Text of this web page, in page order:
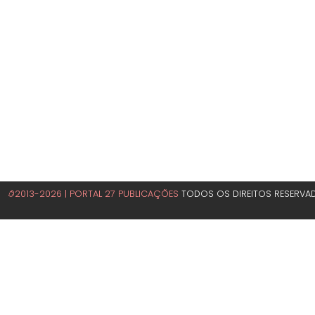
©2013-2026 | PORTAL 27 PUBLICAÇÕES TODOS OS DIREITOS